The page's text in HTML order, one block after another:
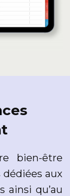
bien-être
aux
ainsi qu’au